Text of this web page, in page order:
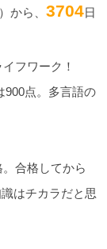
から、 3704日
フワーク！
900点。多言語の
合格してから
はチカラだと思